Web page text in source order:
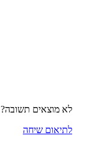
לא מוצאים תשובה?
לתיאום שיחה